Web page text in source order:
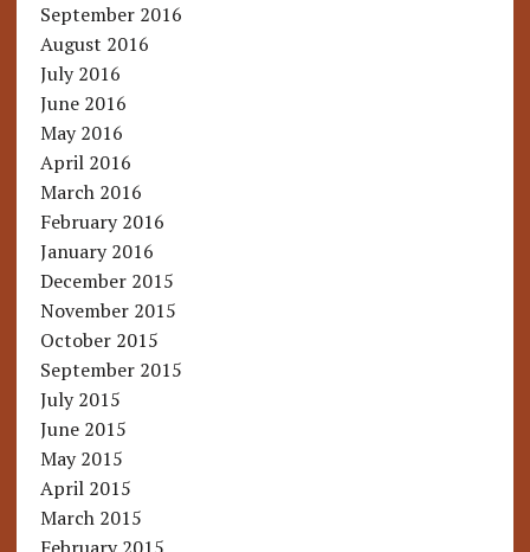
September 2016
August 2016
July 2016
June 2016
May 2016
April 2016
March 2016
February 2016
January 2016
December 2015
November 2015
October 2015
September 2015
July 2015
June 2015
May 2015
April 2015
March 2015